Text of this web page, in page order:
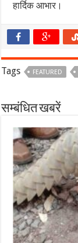
हार्दिक आभार।
Tags FEATURED
सम्बंधित खबरें